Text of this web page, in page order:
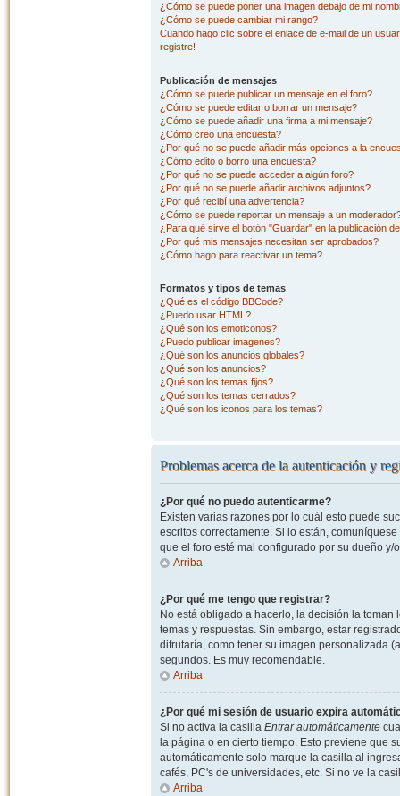
¿Cómo se puede poner una imagen debajo de mi
¿Cómo se puede cambiar mi rango?
Cuando hago clic sobre el enlace de e-mail de un
registre!
Publicación de mensajes
¿Cómo se puede publicar un mensaje en el foro?
¿Cómo se puede editar o borrar un mensaje?
¿Cómo se puede añadir una firma a mi mensaje?
¿Cómo creo una encuesta?
¿Por qué no se puede añadir más opciones a la
¿Cómo edito o borro una encuesta?
¿Por qué no se puede acceder a algún foro?
¿Por qué no se puede añadir archivos adjuntos?
¿Por qué recibí una advertencia?
¿Cómo se puede reportar un mensaje a un
¿Para qué sirve el botón "Guardar" en la publicación
¿Por qué mis mensajes necesitan ser aprobados?
¿Cómo hago para reactivar un tema?
Formatos y tipos de temas
¿Qué es el código BBCode?
¿Puedo usar HTML?
¿Qué son los emoticonos?
¿Puedo publicar imagenes?
¿Qué son los anuncios globales?
¿Qué son los anuncios?
¿Qué son los temas fijos?
¿Qué son los temas cerrados?
¿Qué son los iconos para los temas?
Problemas acerca de la autenticación y
¿Por qué no puedo autenticarme?
Existen varias razones por lo cuál esto puede
escritos correctamente. Si lo están,
que el foro esté mal configurado por su dueño
Arriba
¿Por qué me tengo que registrar?
No está obligado a hacerlo, la decisión la
temas y respuestas. Sin embargo, estar
difrutaría, como tener su imagen personalizada
segundos. Es muy recomendable.
Arriba
¿Por qué mi sesión de usuario expira
Si no activa la casilla Entrar automáticamente
la página o en cierto tiempo. Esto previene que
automáticamente solo marque la casilla al
cafés, PC's de universidades, etc. Si no ve la
Arriba